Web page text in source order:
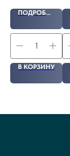
ПОДРОБНЕЕ
В КОРЗИНУ